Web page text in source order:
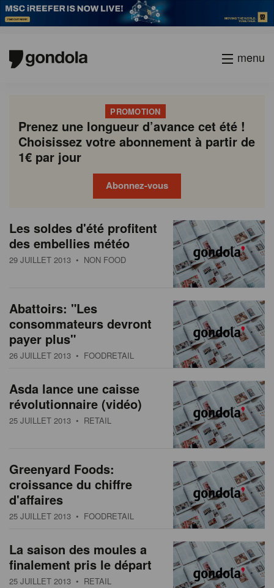
menu
PROMOTION
Prenez une longueur d’avance cet été !
Choisissez votre abonnement à partir de
1€ par jour
Abonnez-vous
N
e
w
Les soldes d'été profitent
des embellies météo
29 JUILLET 2013 • NON FOOD
Abattoirs: "Les
consommateurs devront
payer plus"
26 JUILLET 2013 • FOODRETAIL
Asda lance une caisse
révolutionnaire (vidéo)
25 JUILLET 2013 • RETAIL
Greenyard Foods:
croissance du chiffre
d'affaires
25 JUILLET 2013 • FOODRETAIL
La saison des moules a
finalement pris le départ
25 JUILLET 2013 • RETAIL
P
a
g
a
t
i
o
Previous
page
Page
Page
Page
Page
Current
page
Page
Page
Page
Page
Next
page
academy
society